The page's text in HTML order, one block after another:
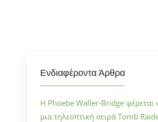
Ενδιαφέροντα Άρθρα
Η Phoebe Waller-Bridge φέρεται
μια τηλεοπτική σειρά Tomb